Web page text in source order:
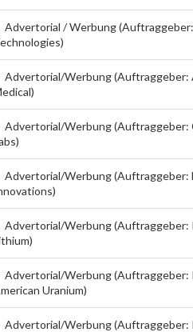
Advertorial / Werbung
Advertorial/Werbung (Auftraggeber:
Advertorial/Werbung (Auftraggeber:
Advertorial/Werbung (Auftraggeber:
Advertorial/Werbung (Auftraggeber:
Advertorial/Werbung (Auftraggeber:
Uranium)
Advertorial/Werbung (Auftraggeber: